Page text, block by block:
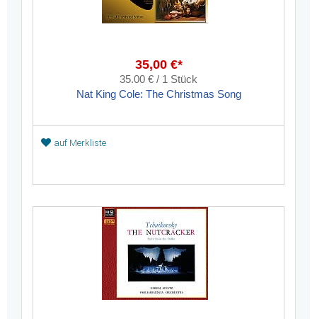
35,00 €*
35.00 € / 1 Stück
Nat King Cole: The Christmas Song
auf Merkliste